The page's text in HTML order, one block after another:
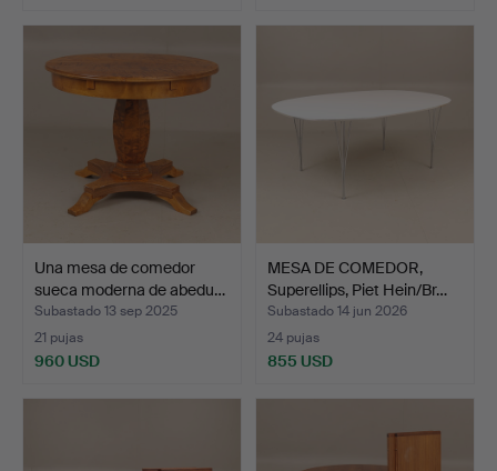
Una mesa de comedor
sueca moderna de abedu…
Subastado 13 sep 2025
21 pujas
960 USD
MESA DE COMEDOR,
Superellips, Piet Hein/Br…
Subastado 14 jun 2026
24 pujas
855 USD